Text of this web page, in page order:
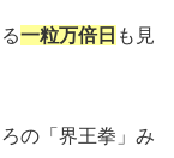
一粒万倍日 も見
の「界王拳」み